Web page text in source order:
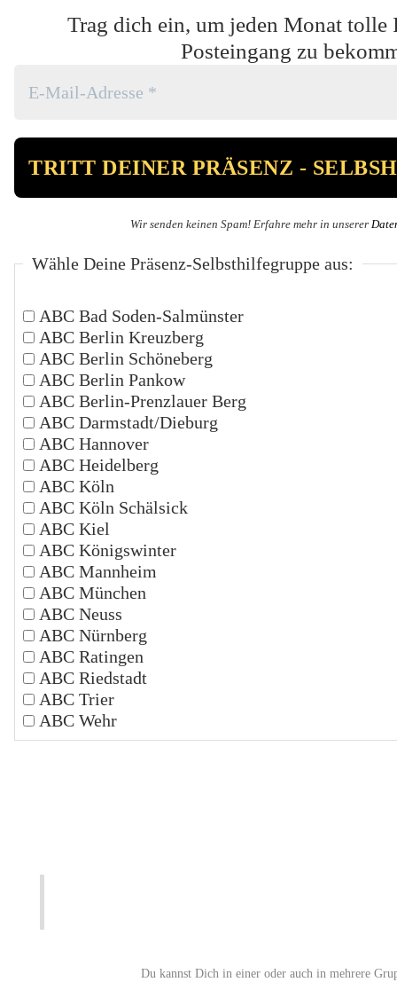
Trag dich ein, um jeden Monat tolle
Posteingang zu
Wir senden keinen Spam! Erfahre mehr in unserer
Wähle Deine Präsenz-Selbsthilfegruppe aus:
ABC Bad Soden-Salmünster
ABC Berlin Kreuzberg
ABC Berlin Schöneberg
ABC Berlin Pankow
ABC Berlin-Prenzlauer Berg
ABC Darmstadt/Dieburg
ABC Hannover
ABC Heidelberg
ABC Köln
ABC Köln Schälsick
ABC Kiel
ABC Königswinter
ABC Mannheim
ABC München
ABC Neuss
ABC Nürnberg
ABC Ratingen
ABC Riedstadt
ABC Trier
ABC Wehr
Du kannst Dich in einer oder auch in mehrere